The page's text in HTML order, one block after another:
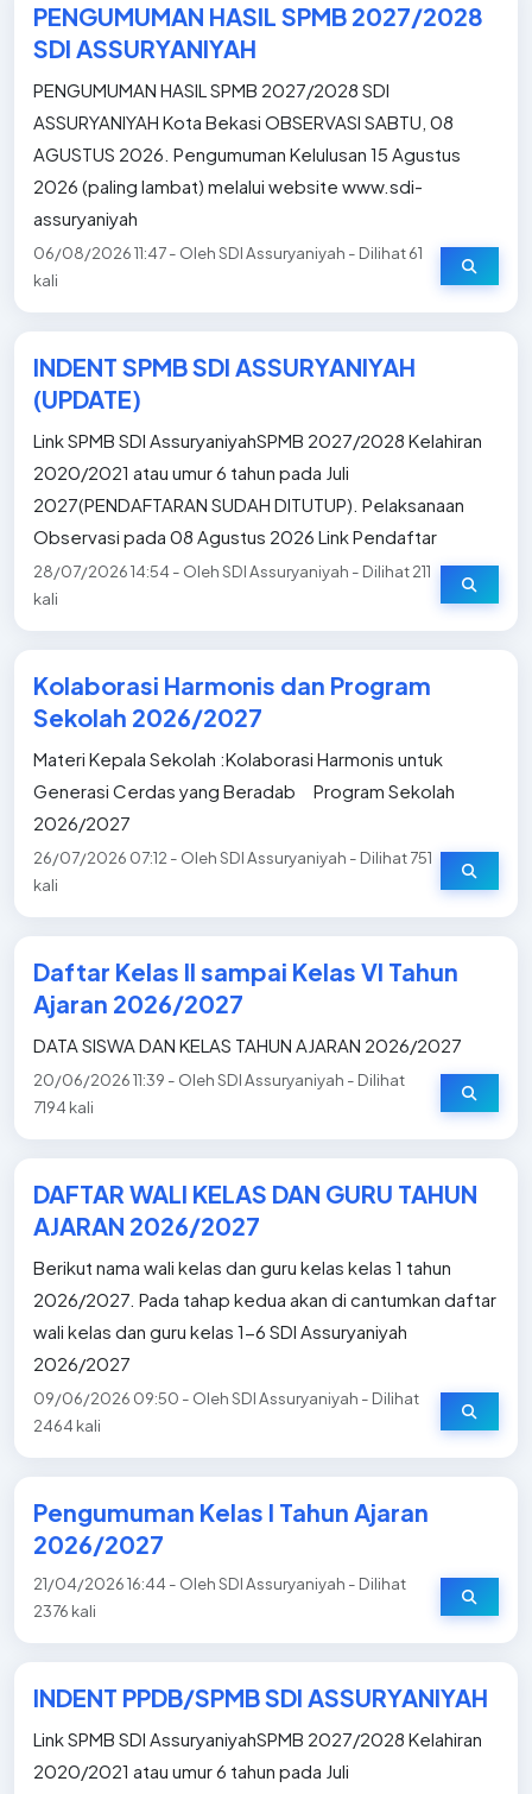
PENGUMUMAN HASIL SPMB 2027/2028
SDI ASSURYANIYAH
PENGUMUMAN HASIL SPMB 2027/2028 SDI
ASSURYANIYAH Kota Bekasi OBSERVASI SABTU, 08
AGUSTUS 2026. Pengumuman Kelulusan 15 Agustus
2026 (paling lambat) melalui website www.sdi-
assuryaniyah
06/08/2026 11:47 - Oleh SDI Assuryaniyah - Dilihat 61
kali
INDENT SPMB SDI ASSURYANIYAH
(UPDATE)
Link SPMB SDI AssuryaniyahSPMB 2027/2028 Kelahiran
2020/2021 atau umur 6 tahun pada Juli
2027(PENDAFTARAN SUDAH DITUTUP). Pelaksanaan
Observasi pada 08 Agustus 2026 Link Pendaftar
28/07/2026 14:54 - Oleh SDI Assuryaniyah - Dilihat 211
kali
Kolaborasi Harmonis dan Program
Sekolah 2026/2027
Materi Kepala Sekolah :Kolaborasi Harmonis untuk
Generasi Cerdas yang Beradab Program Sekolah
2026/2027
26/07/2026 07:12 - Oleh SDI Assuryaniyah - Dilihat 751
kali
Daftar Kelas II sampai Kelas VI Tahun
Ajaran 2026/2027
DATA SISWA DAN KELAS TAHUN AJARAN 2026/2027
20/06/2026 11:39 - Oleh SDI Assuryaniyah - Dilihat
7194 kali
DAFTAR WALI KELAS DAN GURU TAHUN
AJARAN 2026/2027
Berikut nama wali kelas dan guru kelas kelas 1 tahun
2026/2027. Pada tahap kedua akan di cantumkan daftar
wali kelas dan guru kelas 1-6 SDI Assuryaniyah
2026/2027
09/06/2026 09:50 - Oleh SDI Assuryaniyah - Dilihat
2464 kali
Pengumuman Kelas I Tahun Ajaran
2026/2027
21/04/2026 16:44 - Oleh SDI Assuryaniyah - Dilihat
2376 kali
INDENT PPDB/SPMB SDI ASSURYANIYAH
Link SPMB SDI AssuryaniyahSPMB 2027/2028 Kelahiran
2020/2021 atau umur 6 tahun pada Juli